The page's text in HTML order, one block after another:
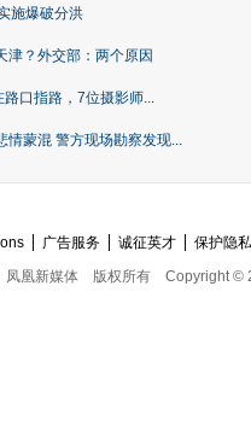
施爆破分洪
津？外交部：两个原因
口指路，7位摄影师...
情蒙混 警方现场勘察发现...
广告服务 诚征英才
保护隐
凤凰新媒体
版权所有 Copyright ©